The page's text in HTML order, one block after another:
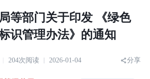
等部门关于印发 《绿色
识管理办法》的通知
204次阅读 2026-01-04 分享